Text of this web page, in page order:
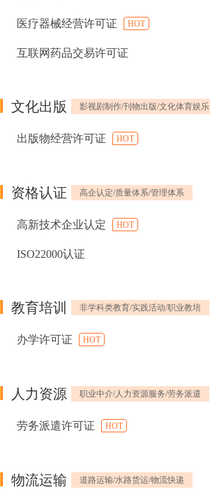
医疗器械经营许可证 HOT
互联网药品交易许可证
文化出版 影视剧制作/刊物出版/文化体育娱乐
出版物经营许可证 HOT
资格认证 高企认定/质量体系/管理体系
高新技术企业认定 HOT
ISO22000认证
教育培训 非学科类教育/实践活动/职业教培
办学许可证 HOT
人力资源 职业中介/人力资源服务/劳务派遣
劳务派遣许可证 HOT
物流运输 道路运输/水路货运/物流快递